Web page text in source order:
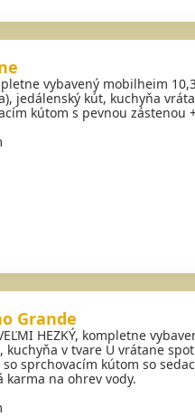
vybavený mobilheim
jedálenský kút, kuchyňa
kútom s pevnou zástenou
Grande
HEZKÝ, kompletne
kuchyňa v tvare U vrátane
sprchovacím kútom so
karma na ohrev vody.